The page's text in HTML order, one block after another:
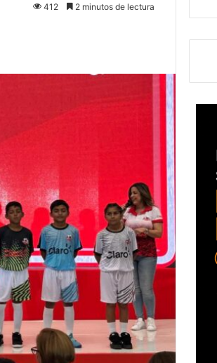
412 2 minutos de lectura